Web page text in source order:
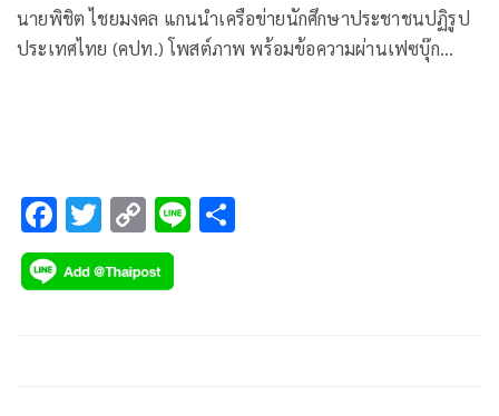
นายพิชิต ไชยมงคล แกนนำเครือข่ายนักศึกษาประชาชนปฏิรูป
ประเทศไทย (คปท.) โพสต์ภาพ พร้อมข้อความผ่านเฟซบุ๊ก
F
ac
e
T
wi
tt
C
o
p
Li